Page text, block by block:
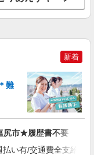
細を見る
心者でも医療チー
日払い有/週払い有/交
細を見る
新着
難
尻市★履歴書不要
い有/交通費全支給(ガ